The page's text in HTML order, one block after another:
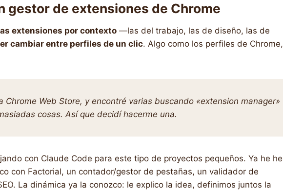
gestor de extensiones de Chrome
extensiones por contexto —las del trabajo, las de diseño, las de
cambiar entre perfiles de un clic. Algo como los perfiles de Chrome,
Chrome Web Store, y encontré varias buscando «extension manager»
cosas. Así que decidí hacerme una.
con Claude Code para este tipo de proyectos pequeños. Ya he
con Factorial, un contador/gestor de pestañas, un validador de
La dinámica ya la conozco: le explico la idea, definimos juntos la